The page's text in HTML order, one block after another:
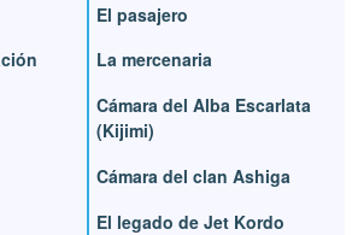
El pasajero
La mercenaria
Cámara del Alba Escarlata
(Kijimi)
Cámara del clan Ashiga
El legado de Jet Kordo